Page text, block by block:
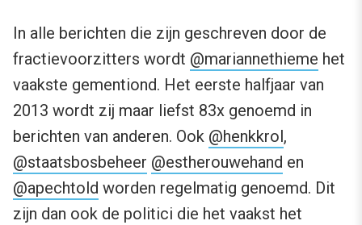
In alle berichten die zijn geschreven door de
fractievoorzitters wordt @mariannethieme het
vaakste gementiond. Het eerste halfjaar van
2013 wordt zij maar liefst 83x genoemd in
berichten van anderen. Ook @henkkrol ,
@staatsbosbeheer @estherouwehand en
@apechtold worden regelmatig genoemd. Dit
zijn dan ook de politici die het vaakst het